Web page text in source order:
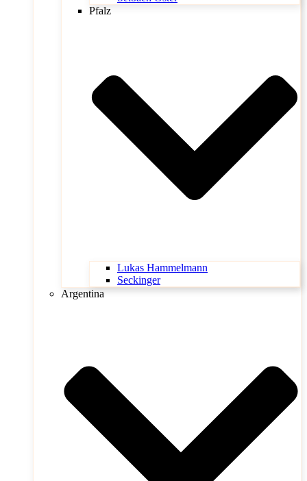
Pfalz
Lukas Hammelmann
Seckinger
Argentina